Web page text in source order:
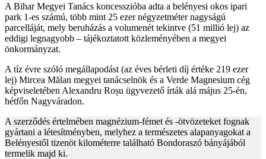
A Bihar Megyei Tanács koncesszióba adta a belényesi okos ipari
park 1-es számú, több mint 25 ezer négyzetméter nagyságú
parcelláját, mely beruházás a volumenét tekintve (51 millió lej) az
eddigi legnagyobb – tájékoztatott közleményében a megyei
önkormányzat.
A tíz évre szóló megállapodást (az éves bérleti díj értéke 219 ezer
lej) Mircea Mălan megyei tanácselnök és a Verde Magnesium cég
képviseletében Alexandru Roșu ügyvezető írták alá május 25-én,
hétfőn Nagyváradon.
A szerződés értelmében magnézium-fémet és -ötvözeteket fognak
gyártani a létesítményben, melyhez a természetes alapanyagokat a
Belényestől tizenöt kilométerre található Bondoraszó bányájából
termelik majd ki.